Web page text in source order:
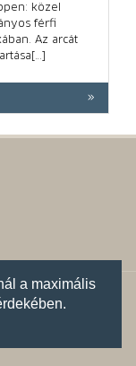
a maximális
közel
férfi
Az arcát
u. 38.